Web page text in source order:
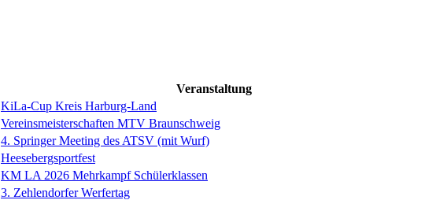
Veranstaltung
KiLa-Cup Kreis Harburg-Land
Vereinsmeisterschaften MTV Braunschweig
4. Springer Meeting des ATSV (mit Wurf)
Heesebergsportfest
KM LA 2026 Mehrkampf Schülerklassen
3. Zehlendorfer Werfertag